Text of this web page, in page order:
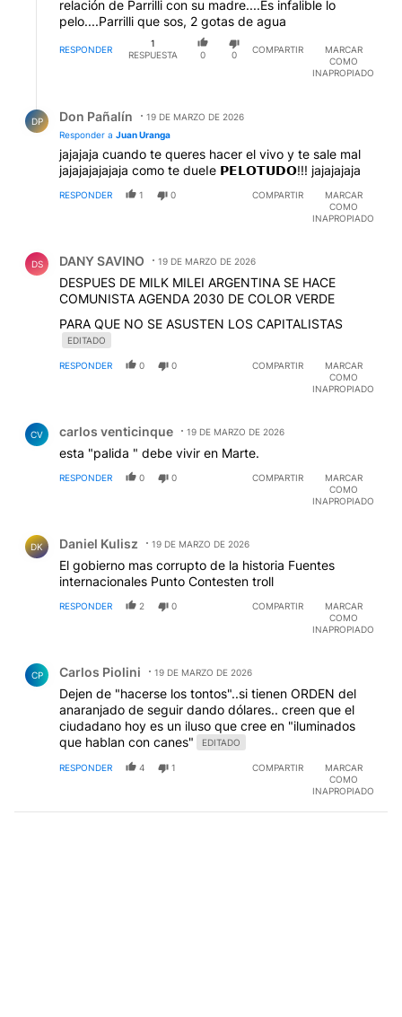
relación de Parrilli con su madre....Es infalible lo
pelo....Parrilli que sos, 2 gotas de agua
RESPONDER
1
RESPUESTA
0 0
COMPARTIR
MARCAR
COMO
INAPROPIADO
DP Don Pañalín
19 DE MARZO DE 2026
Responder a Juan Uranga
jajajaja cuando te queres hacer el vivo y te sale mal
jajajajajajaja como te dueIe 𝗣𝗘𝗟𝗢𝗧𝗨𝗗𝗢!!! jajajajaja
RESPONDER 1 0 COMPARTIR
MARCAR
COMO
INAPROPIADO
DS DANY SAVINO 19 DE MARZO DE 2026
DESPUES DE MILK MILEI ARGENTINA SE HACE
COMUNISTA AGENDA 2030 DE COLOR VERDE
PARA QUE NO SE ASUSTEN LOS CAPITALISTAS
EDITADO
RESPONDER 0 0 COMPARTIR
MARCAR
COMO
INAPROPIADO
CV carlos venticinque 19 DE MARZO DE 2026
esta "palida " debe vivir en Marte.
RESPONDER 0 0 COMPARTIR
MARCAR
COMO
INAPROPIADO
DK Daniel Kulisz 19 DE MARZO DE 2026
El gobierno mas corrupto de la historia Fuentes
internacionales Punto Contesten troll
RESPONDER 2 0 COMPARTIR
MARCAR
COMO
INAPROPIADO
CP Carlos Piolini 19 DE MARZO DE 2026
Dejen de "hacerse los tontos"..si tienen ORDEN del
anaranjado de seguir dando dólares.. creen que el
ciudadano hoy es un iluso que cree en "iluminados
que hablan con canes"
EDITADO
RESPONDER 4 1 COMPARTIR
MARCAR
COMO
INAPROPIADO